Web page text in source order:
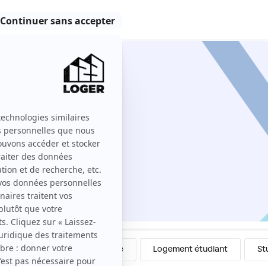
Colocation Meublé Logement étudiant